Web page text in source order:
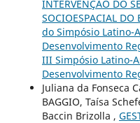
INTERVENÇÃO DO
SOCIOESPACIAL DO
do Simpósio Latino-
Desenvolvimento
III Simpósio Latino-
Desenvolvimento
Juliana da Fonseca
BAGGIO, Taísa
Baccin Brizolla ,